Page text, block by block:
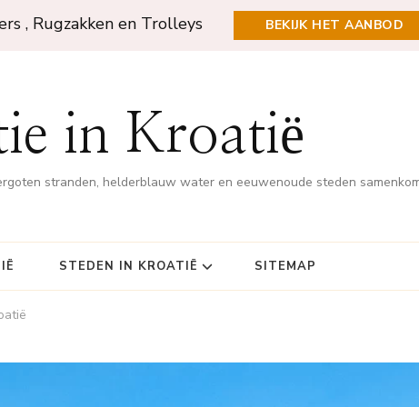
, Rugzakken en Trolleys BEKIJK HET AANBOD
in Kroatië
stranden, helderblauw water en eeuwenoude steden
STEDEN IN KROATIË SITEMAP